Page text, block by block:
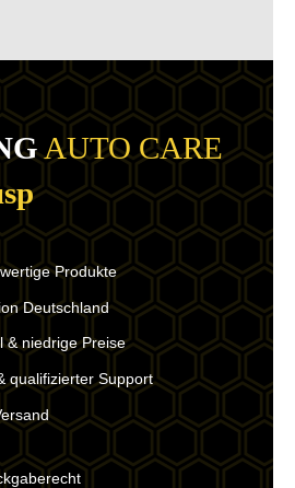
AUTO CARE
Produkte
Deutschland
& niedrige Preise
qualifizierter Support